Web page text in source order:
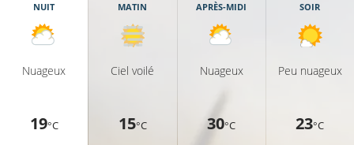
NUIT
Nuageux
19°C
MATIN
Ciel voilé
15°C
APRÈS-MIDI
Nuageux
30°C
SOIR
Peu nuageux
23°C